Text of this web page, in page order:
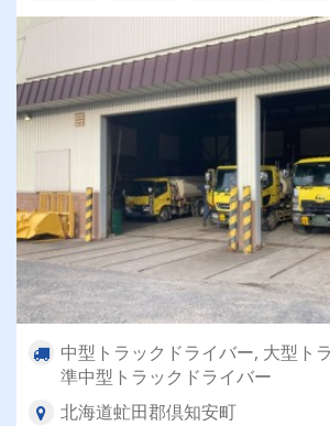
中型トラックドライバー, 大型ト
準中型トラックドライバー
北海道虻田郡倶知安町